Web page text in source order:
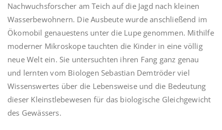
Nachwuchsforscher am Teich auf die Jagd nach kleinen
Wasserbewohnern. Die Ausbeute wurde anschließend im
Ökomobil genauestens unter die Lupe genommen. Mithilfe
moderner Mikroskope tauchten die Kinder in eine völlig
neue Welt ein. Sie untersuchten ihren Fang ganz genau
und lernten vom Biologen Sebastian Demtröder viel
Wissenswertes über die Lebensweise und die Bedeutung
dieser Kleinstlebewesen für das biologische Gleichgewicht
des Gewässers.